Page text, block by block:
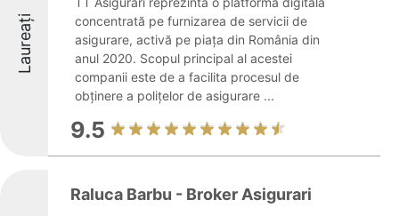
Laureați
concentrată pe furnizarea de servicii de
asigurare, activă pe piața din România din
anul 2020. Scopul principal al acestei
companii este de a facilita procesul de
obținere a polițelor de asigurare ...
9.5
Raluca Barbu - Broker Asigurari